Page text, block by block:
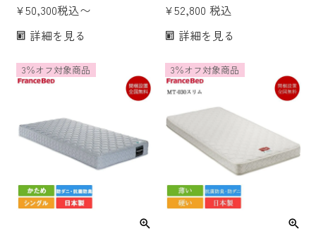
ド製 ベッド ベッドマットレス
20cm シングル セミダブル ダ
¥50,300税込〜
詳細を見る
グルマットレス セミシングル
ット セミシングルサイズ tw-
国産 厚さ20cm マット ss スモ
ールシングル
¥52,800 税込
詳細を見る
3％オフ対象商品 3％オフ対象商品